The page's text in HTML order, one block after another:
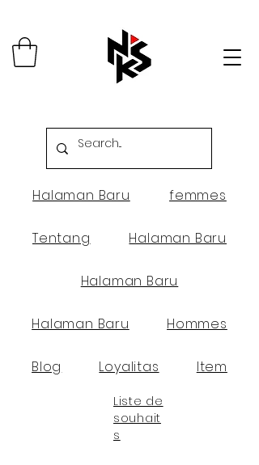
Halaman Baru femmes
Tentang Halaman Baru
Halaman Baru
Halaman Baru Hommes
Blog Loyalitas Item
Liste de
souhait
s